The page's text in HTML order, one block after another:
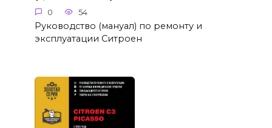
0 54
Руководство (мануал) по ремонту и
эксплуатации Ситроен